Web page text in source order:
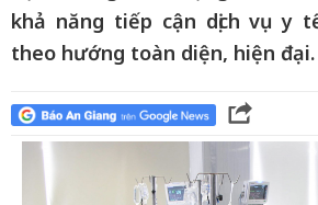
khả năng tiếp cận dịch vụ y
theo hướng toàn diện, hiện đại.